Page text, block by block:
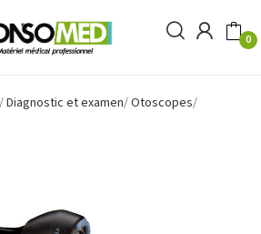
0
Diagnostic et examen Otoscopes